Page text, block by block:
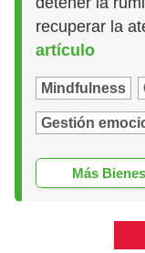
recuperar la
artículo
Mindfulness
Gestión
Más